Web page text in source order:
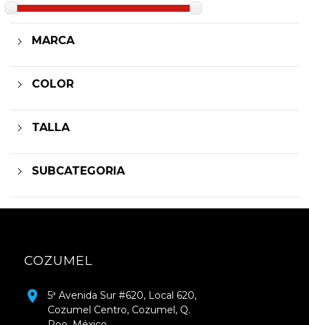
MARCA
COLOR
TALLA
SUBCATEGORIA
COZUMEL
5ª Avenida Sur #620, Local 620,
Cozumel Centro, Cozumel, Q.